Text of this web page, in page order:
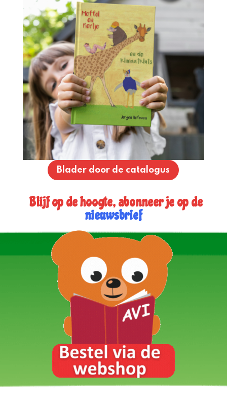
Blader door de catalogus
Blijf op de hoogte, abonneer je op de
nieuwsbrief